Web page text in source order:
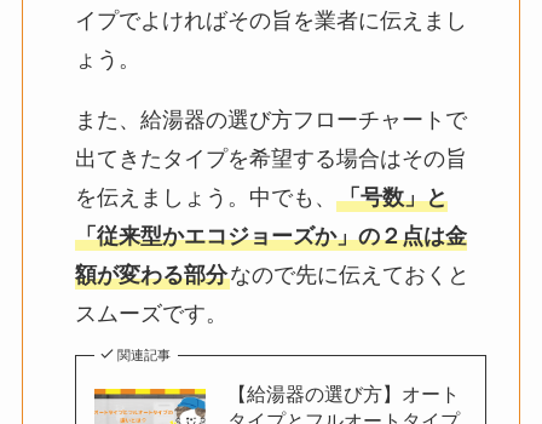
イプでよければその旨を業者に伝えまし
ょう。
また、給湯器の選び方フローチャートで
出てきたタイプを希望する場合はその旨
を伝えましょう。中でも、 「号数」と
「従来型かエコジョーズか」の２点は金
額が変わる部分なので先に伝えておくと
スムーズです。
関連記事
【給湯器の選び方】オート